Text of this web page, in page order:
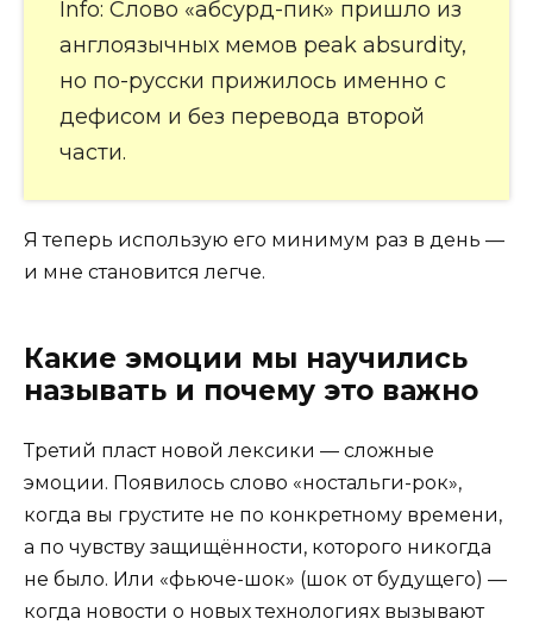
Info: Слово «абсурд-пик» пришло из
англоязычных мемов peak absurdity,
но по-русски прижилось именно с
дефисом и без перевода второй
части.
Я теперь использую его минимум раз в день —
и мне становится легче.
Какие эмоции мы научились
называть и почему это важно
Третий пласт новой лексики — сложные
эмоции. Появилось слово «ностальги-рок»,
когда вы грустите не по конкретному времени,
а по чувству защищённости, которого никогда
не было. Или «фьюче-шок» (шок от будущего) —
когда новости о новых технологиях вызывают